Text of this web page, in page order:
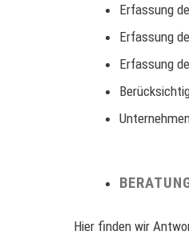
Erfassung
Erfassung
Erfassung
Hier finden wir